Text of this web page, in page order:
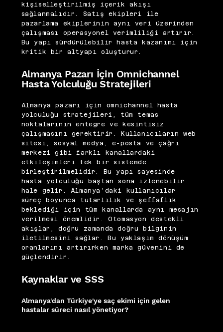
Kaynaklar ve SSS
Almanya'dan Türkiye'ye saç ekimi için gelen
hastalar süreci nasıl yönetiyor?
kişiselleştirilmiş içerik akışı
sağlanmalıdır. Satış ekipleri ile
pazarlama ekiplerinin aynı veri üzerinden
çalışması operasyonel verimliliği artırır.
Bu yapı sürdürülebilir hasta kazanımı için
kritik bir altyapı oluşturur.
Almanya Pazarı İçin Omnichannel
Hasta Yolculuğu Stratejileri
Almanya pazarı için omnichannel hasta
yolculuğu stratejileri, tüm temas
noktalarının entegre ve kesintisiz
çalışmasını gerektirir. Kullanıcıların web
sitesi, sosyal medya, e-posta ve çağrı
merkezi gibi farklı kanallardaki
etkileşimleri tek bir sistemde
birleştirilmelidir. Bu yapı sayesinde
hasta yolculuğu baştan sona izlenebilir
hale gelir. Almanya’daki kullanıcılar
süreç boyunca tutarlılık ve şeffaflık
beklediği için tüm kanallarda aynı mesajın
verilmesi önemlidir. Otomasyon destekli
akışlar, doğru zamanda doğru bilginin
iletilmesini sağlar. Bu yaklaşım dönüşüm
oranlarını artırırken marka güvenini de
güçlendirir.